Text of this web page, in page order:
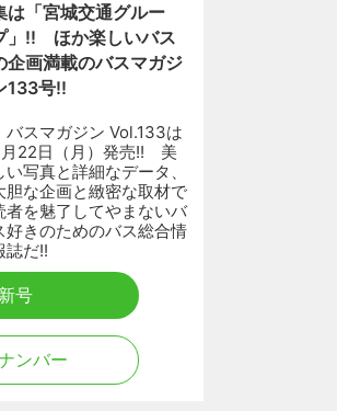
は「宮城交通グルー
」!! ほか楽しいバス
企画満載のバスマガジ
133号!!
バスマガジン Vol.133は
22日（月）発売!! 美
い写真と詳細なデータ、
胆な企画と緻密な取材で
者を魅了してやまないバ
好きのためのバス総合情
誌だ!!
号
ンバー